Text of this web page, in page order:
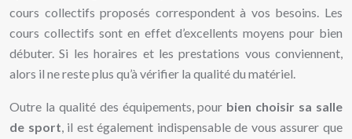
cours collectifs proposés correspondent à vos besoins. Les
cours collectifs sont en effet d’excellents moyens pour bien
débuter. Si les horaires et les prestations vous conviennent,
alors il ne reste plus qu’à vérifier la qualité du matériel.
Outre la qualité des équipements, pour bien choisir sa salle
de sport, il est également indispensable de vous assurer que